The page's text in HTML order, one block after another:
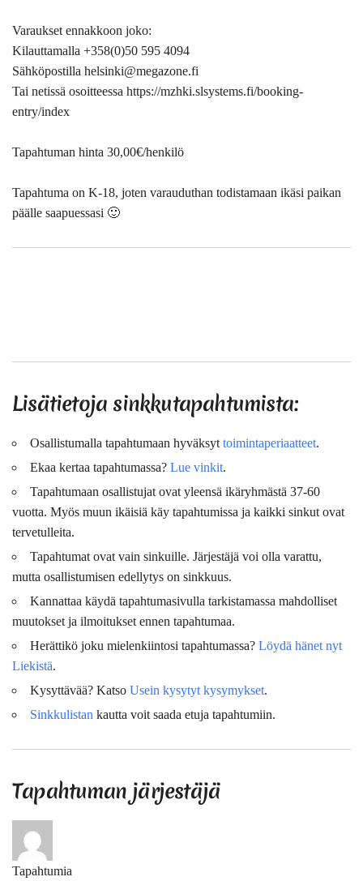
Varaukset ennakkoon joko:
Kilauttamalla +358(0)50 595 4094
Sähköpostilla helsinki@megazone.fi
Tai netissä osoitteessa https://mzhki.slsystems.fi/booking-
entry/index
Tapahtuman hinta 30,00€/henkilö
Tapahtuma on K-18, joten varauduthan todistamaan ikäsi paikan
päälle saapuessasi 🙂
Lisätietoja sinkkutapahtumista:
Osallistumalla tapahtumaan hyväksyt toimintaperiaatteet.
Ekaa kertaa tapahtumassa? Lue vinkit.
Tapahtumaan osallistujat ovat yleensä ikäryhmästä 37-60
vuotta. Myös muun ikäisiä käy tapahtumissa ja kaikki sinkut ovat
tervetulleita.
Tapahtumat ovat vain sinkuille. Järjestäjä voi olla varattu,
mutta osallistumisen edellytys on sinkkuus.
Kannattaa käydä tapahtumasivulla tarkistamassa mahdolliset
muutokset ja ilmoitukset ennen tapahtumaa.
Herättikö joku mielenkiintosi tapahtumassa? Löydä hänet nyt
Liekistä.
Kysyttävää? Katso Usein kysytyt kysymykset.
Sinkkulistan kautta voit saada etuja tapahtumiin.
Tapahtuman järjestäjä
Tapahtumia